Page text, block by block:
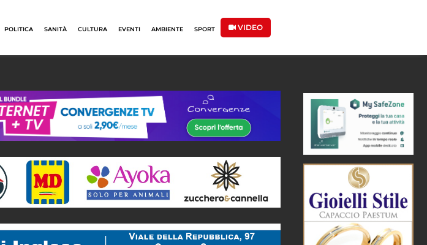
POLITICA SANITÀ CULTURA EVENTI AMBIENTE SPORT VIDEO